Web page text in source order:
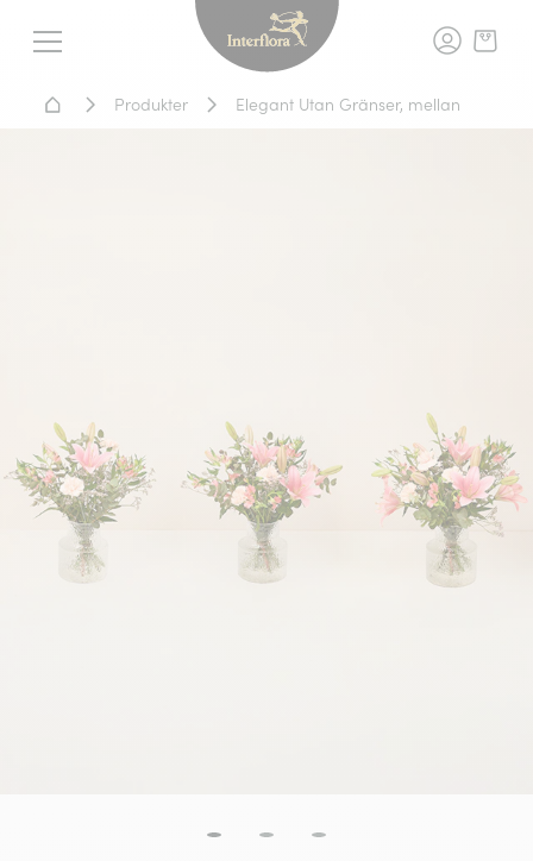
Meny
Interflora -
Hem - Blomsterleverans
Produkter Elegant Utan Gränser, mellan